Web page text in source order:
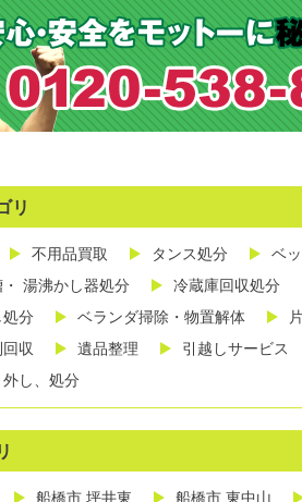
リ
不用品買取 タンス処分
ベ
湯沸かし器処分
冷蔵庫回収処分
処分
ベランダ掃除・物置解体
収
遺品整理 引越しサービス
し、処分
船橋市 坪井東 船橋市 東中山